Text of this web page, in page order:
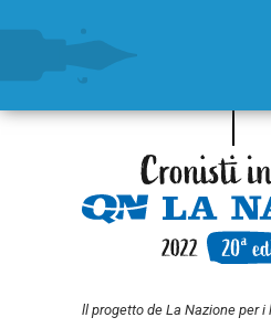
ll progetto de La Nazione per